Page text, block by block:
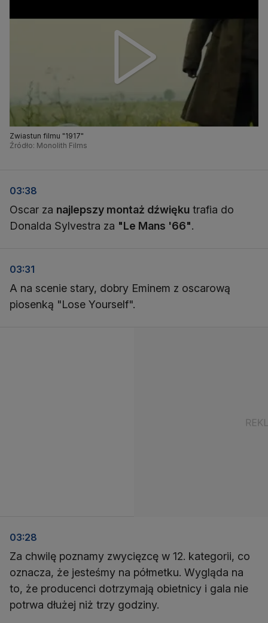
Zwiastun filmu "1917"
Źródło: Monolith Films
03:38
Oscar za najlepszy montaż dźwięku trafia do
Donalda Sylvestra za "Le Mans '66".
03:31
A na scenie stary, dobry Eminem z oscarową
piosenką "Lose Yourself".
03:28
Za chwilę poznamy zwycięzcę w 12. kategorii, co
oznacza, że jesteśmy na półmetku. Wygląda na
to, że producenci dotrzymają obietnicy i gala nie
potrwa dłużej niż trzy godziny.